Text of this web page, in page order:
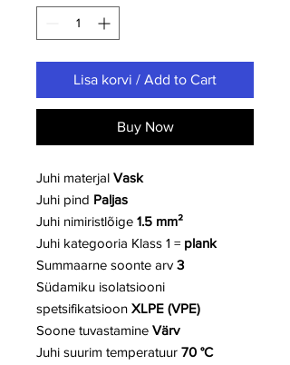
Lisa korvi / Add to Cart
Buy Now
Juhi materjal Vask
Juhi pind Paljas
Juhi nimiristlõige 1.5 mm²
Juhi kategooria Klass 1 = plank
Summaarne soonte arv 3
Südamiku isolatsiooni
spetsifikatsioon XLPE (VPE)
Soone tuvastamine Värv
Juhi suurim temperatuur 70 °C